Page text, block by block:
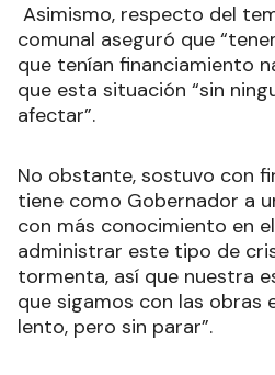
Asimismo, respecto del
comunal aseguró que
que tenían financiamiento
que esta situación “sin
afectar”.
No obstante, sostuvo con
tiene como Gobernador a
con más conocimiento en
administrar este tipo de
tormenta, así que nuestra
que sigamos con las obras
lento, pero sin parar”.